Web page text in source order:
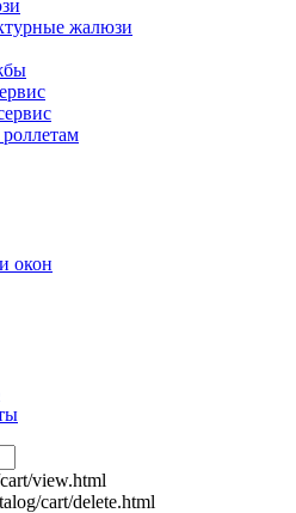
жалюзи
окон
view.html
cart/delete.html